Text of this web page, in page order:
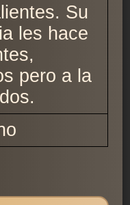
Su
les hace
pero a la